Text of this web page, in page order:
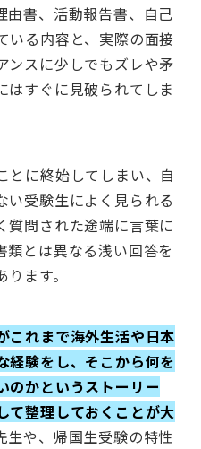
由書、活動報告書、自己
いる内容と、実際の面接
ンスに少しでもズレや矛
はすぐに見破られてしま
とに終始してしまい、自
い受験生によく見られる
質問された途端に言葉に
類とは異なる浅い回答を
ます。
これまで海外生活や日本
経験をし、そこから何を
のかというストーリー
て整理しておくことが大
生や、帰国生受験の特性